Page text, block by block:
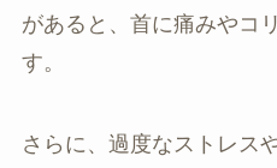
があると、首に痛みやコ
す。
さらに、過度なストレス